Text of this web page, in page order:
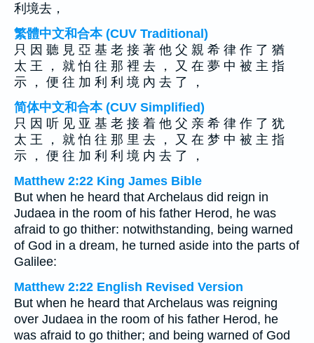
利境去，
繁體中文和合本 (CUV Traditional)
只 因 聽 見 亞 基 老 接 著 他 父 親 希 律 作 了 猶
太 王 ， 就 怕 往 那 裡 去 ， 又 在 夢 中 被 主 指
示 ， 便 往 加 利 利 境 內 去 了 ，
简体中文和合本 (CUV Simplified)
只 因 听 见 亚 基 老 接 着 他 父 亲 希 律 作 了 犹
太 王 ， 就 怕 往 那 里 去 ， 又 在 梦 中 被 主 指
示 ， 便 往 加 利 利 境 内 去 了 ，
Matthew 2:22 King James Bible
But when he heard that Archelaus did reign in
Judaea in the room of his father Herod, he was
afraid to go thither: notwithstanding, being warned
of God in a dream, he turned aside into the parts of
Galilee:
Matthew 2:22 English Revised Version
But when he heard that Archelaus was reigning
over Judaea in the room of his father Herod, he
was afraid to go thither; and being warned of God